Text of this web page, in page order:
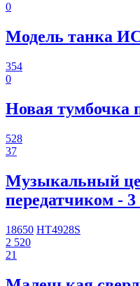
0
Модель танка
354
0
Новая тумбочка
528
37
Музыкальный
передатчиком -
18650 HT4928S
2 520
21